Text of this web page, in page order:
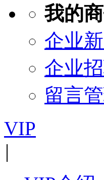
我的
企业
企业
留言
VIP
|